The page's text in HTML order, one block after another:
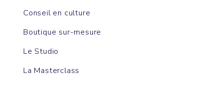
Conseil en culture
Boutique sur-mesure
Le Studio
La Masterclass